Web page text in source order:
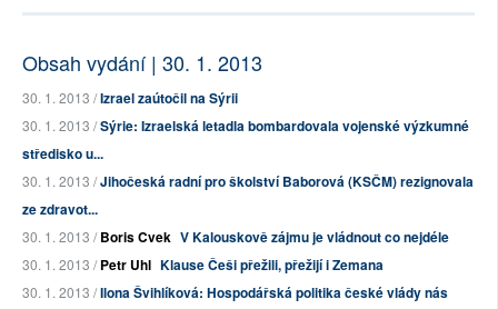
Obsah vydání | 30. 1. 2013
30. 1. 2013 /Izrael zaútočil na Sýrii
30. 1. 2013 /Sýrie: Izraelská letadla bombardovala vojenské výzkumné
středisko u...
30. 1. 2013 /Jihočeská radní pro školství Baborová (KSČM) rezignovala
ze zdravot...
30. 1. 2013 /Boris Cvek V Kalouskově zájmu je vládnout co nejdéle
30. 1. 2013 /Petr Uhl Klause Češi přežili, přežijí i Zemana
30. 1. 2013 /Ilona Švihlíková: Hospodářská politika české vlády nás